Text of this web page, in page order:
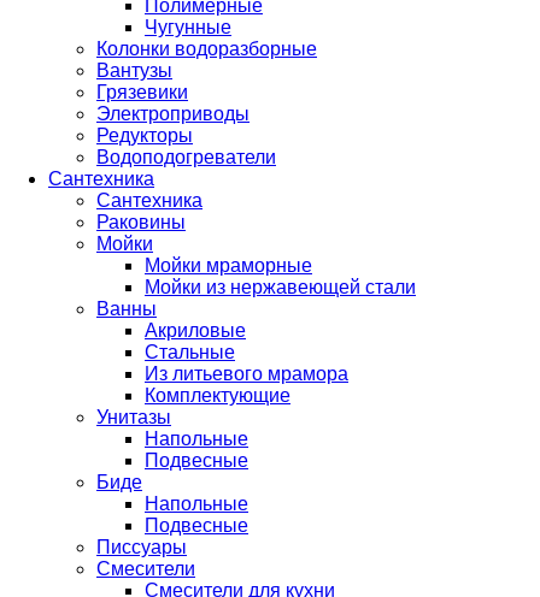
Полимерные
Чугунные
Колонки водоразборные
Вантузы
Грязевики
Электроприводы
Редукторы
Водоподогреватели
Сантехника
Сантехника
Раковины
Мойки
Мойки мраморные
Мойки из нержавеющей стали
Ванны
Акриловые
Стальные
Из литьевого мрамора
Комплектующие
Унитазы
Напольные
Подвесные
Биде
Напольные
Подвесные
Писсуары
Смесители
Смесители для кухни